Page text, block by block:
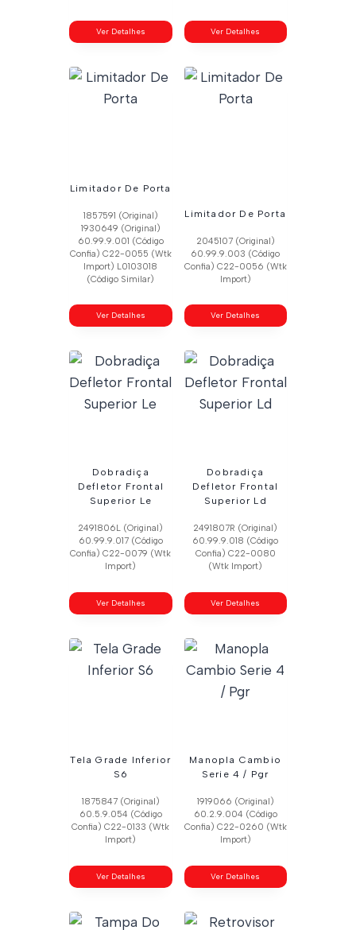
Ver Detalhes Ver Detalhes
Limitador De Porta
1857591 (Original)
1930649 (Original)
60.99.9.001 (Código
Confia) C22-0055 (Wtk
Import) L0103018
(Código Similar)
Ver Detalhes
Limitador De Porta
2045107 (Original)
60.99.9.003 (Código
Confia) C22-0056 (Wtk
Import)
Ver Detalhes
Dobradiça
Defletor Frontal
Superior Le
2491806L (Original)
60.99.9.017 (Código
Confia) C22-0079 (Wtk
Import)
Ver Detalhes
Dobradiça
Defletor Frontal
Superior Ld
2491807R (Original)
60.99.9.018 (Código
Confia) C22-0080
(Wtk Import)
Ver Detalhes
Tela Grade Inferior
S6
1875847 (Original)
60.5.9.054 (Código
Confia) C22-0133 (Wtk
Import)
Ver Detalhes
Manopla Cambio
Serie 4 / Pgr
1919066 (Original)
60.2.9.004 (Código
Confia) C22-0260 (Wtk
Import)
Ver Detalhes